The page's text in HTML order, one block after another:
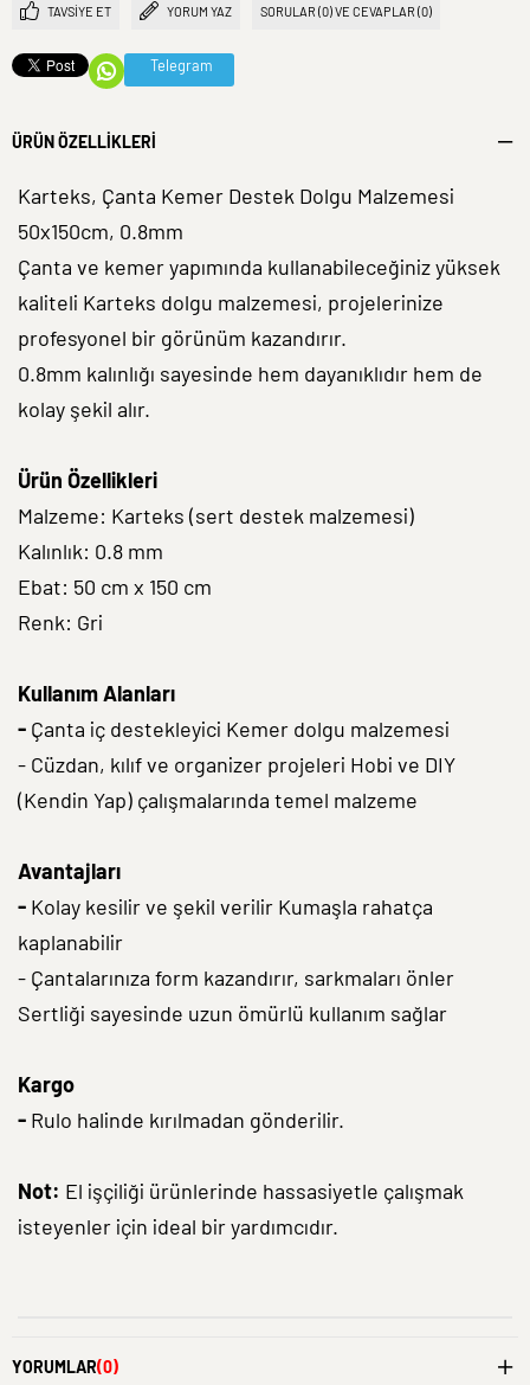
TAVSIYE ET YORUM YAZ SORULAR (0) VE CEVAPLAR (0)
Telegram
ÜRÜN ÖZELLIKLERI
Karteks, Çanta Kemer Destek Dolgu Malzemesi
50x150cm, 0.8mm
Çanta ve kemer yapımında kullanabileceğiniz yüksek
kaliteli Karteks dolgu malzemesi, projelerinize
profesyonel bir görünüm kazandırır.
0.8mm kalınlığı sayesinde hem dayanıklıdır hem de
kolay şekil alır.
Ürün Özellikleri
Malzeme: Karteks (sert destek malzemesi)
Kalınlık: 0.8 mm
Ebat: 50 cm x 150 cm
Renk: Gri
Kullanım Alanları
- Çanta iç destekleyici Kemer dolgu malzemesi
- Cüzdan, kılıf ve organizer projeleri Hobi ve DIY
(Kendin Yap) çalışmalarında temel malzeme
Avantajları
- Kolay kesilir ve şekil verilir Kumaşla rahatça
kaplanabilir
- Çantalarınıza form kazandırır, sarkmaları önler
Sertliği sayesinde uzun ömürlü kullanım sağlar
Kargo
- Rulo halinde kırılmadan gönderilir.
Not: El işçiliği ürünlerinde hassasiyetle çalışmak
isteyenler için ideal bir yardımcıdır.
YORUMLAR(0)